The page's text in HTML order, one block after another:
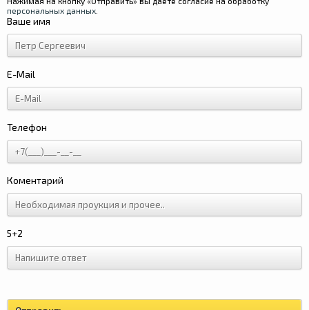
Ваше имя
E-Mail
Телефон
Коментарий
5+2
персональных данных